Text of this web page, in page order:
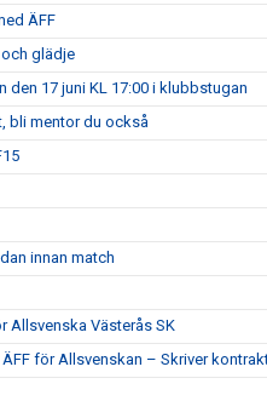
ÄFF
glädje
den 17 juni KL 17:00 i klubbstugan
bli mentor du också
innan match
Allsvenska Västerås SK
för Allsvenskan – Skriver